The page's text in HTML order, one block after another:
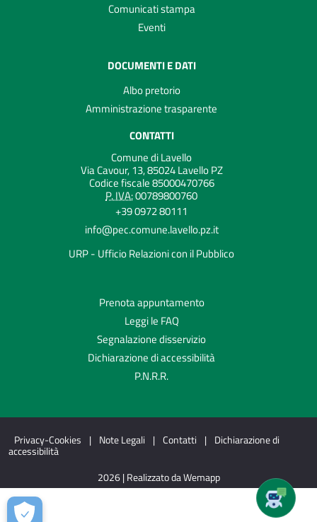
Comunicati stampa
Eventi
DOCUMENTI E DATI
Albo pretorio
Amministrazione trasparente
CONTATTI
Comune di Lavello
Via Cavour, 13, 85024 Lavello PZ
Codice fiscale 85000470766
P. IVA:00789800760
+39 0972 80111
info@pec.comune.lavello.pz.it
URP - Ufficio Relazioni con il Pubblico
Prenota appuntamento
Leggi le FAQ
Segnalazione disservizio
Dichiarazione di accessibilità
P.N.R.R.
Privacy-Cookies | Note Legali | Contatti | Dichiarazione di
accessibilità
2026 | Realizzato da Wemapp